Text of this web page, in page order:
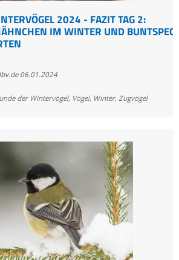
2024 - FAZIT TAG 2:
IM WINTER UND
06.01.2024
der Wintervögel, Vögel, Winter, Zugvögel